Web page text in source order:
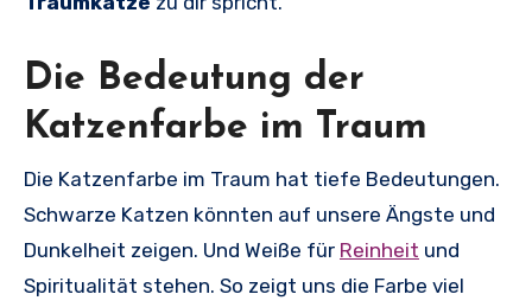
Die Bedeutung der
Katzenfarbe im Traum
Die Katzenfarbe im Traum hat tiefe Bedeutungen.
Schwarze Katzen könnten auf unsere Ängste und
Dunkelheit zeigen. Und Weiße für Reinheit und
Spiritualität stehen. So zeigt uns die Farbe viel